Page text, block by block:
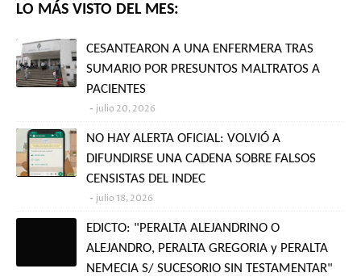
LO MÁS VISTO DEL MES:
CESANTEARON A UNA ENFERMERA TRAS
SUMARIO POR PRESUNTOS MALTRATOS A
PACIENTES
julio 20, 2026
NO HAY ALERTA OFICIAL: VOLVIÓ A
DIFUNDIRSE UNA CADENA SOBRE FALSOS
CENSISTAS DEL INDEC
julio 18, 2026
EDICTO: "PERALTA ALEJANDRINO O
ALEJANDRO, PERALTA GREGORIA y PERALTA
NEMECIA S/ SUCESORIO SIN TESTAMENTAR"